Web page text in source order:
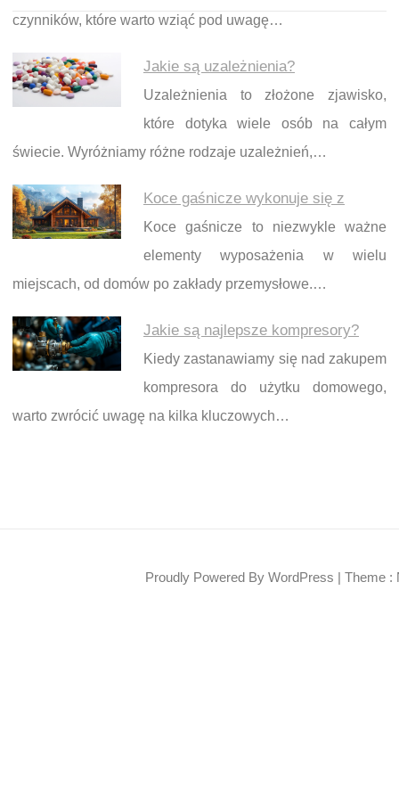
czynników, które warto wziąć pod uwagę…
Jakie są uzależnienia?
Uzależnienia to złożone zjawisko,
które dotyka wiele osób na całym
świecie. Wyróżniamy różne rodzaje uzależnień,…
Koce gaśnicze wykonuje się z
Koce gaśnicze to niezwykle ważne
elementy wyposażenia w wielu
miejscach, od domów po zakłady przemysłowe.…
Jakie są najlepsze kompresory?
Kiedy zastanawiamy się nad zakupem
kompresora do użytku domowego,
warto zwrócić uwagę na kilka kluczowych…
Proudly Powered By WordPress | Theme :